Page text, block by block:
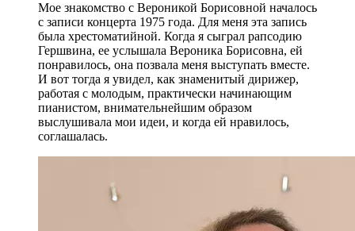
Мое знакомство с Вероникой Борисовной началось
с записи концерта 1975 года. Для меня эта запись
была хрестоматийной. Когда я сыграл рапсодию
Гершвина, ее услышала Вероника Борисовна, ей
понравилось, она позвала меня выступать вместе.
И вот тогда я увидел, как знаменитый дирижер,
работая с молодым, практически начинающим
пианистом, внимательнейшим образом
выслушивала мои идеи, и когда ей нравилось,
соглашалась.